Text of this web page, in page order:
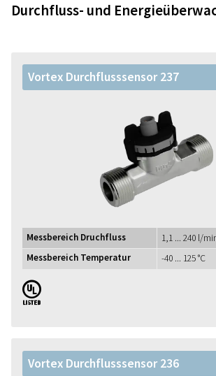
Durchfluss- und
Vortex Durchflusssensor 237
Messbereich Druchfluss
1,1 ... 240 l/
Messbereich Temperatur
-40 ... 125 °C
UL
Vortex Durchflusssensor 236